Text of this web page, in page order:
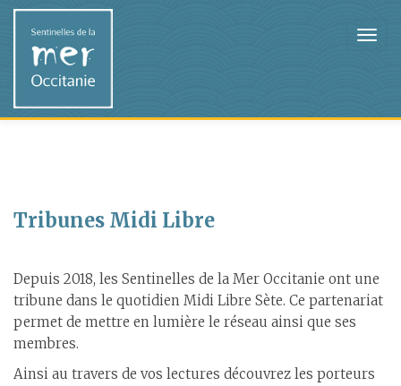
Tribunes Midi Libre
Depuis 2018, les Sentinelles de la Mer Occitanie ont une
tribune dans le quotidien Midi Libre Sète. Ce partenariat
permet de mettre en lumière le réseau ainsi que ses
membres.
Ainsi au travers de vos lectures découvrez les porteurs